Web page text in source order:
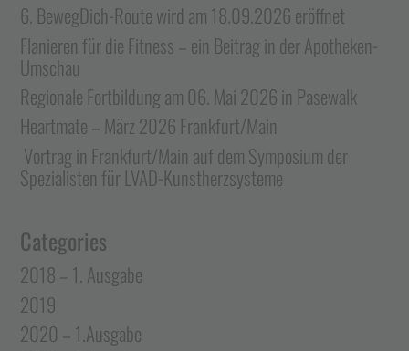
6. BewegDich-Route wird am 18.09.2026 eröffnet
Flanieren für die Fitness – ein Beitrag in der Apotheken-
Umschau
Regionale Fortbildung am 06. Mai 2026 in Pasewalk
Heartmate – März 2026 Frankfurt/Main
Vortrag in Frankfurt/Main auf dem Symposium der
Spezialisten für LVAD-Kunstherzsysteme
Categories
2018 – 1. Ausgabe
2019
2020 – 1.Ausgabe